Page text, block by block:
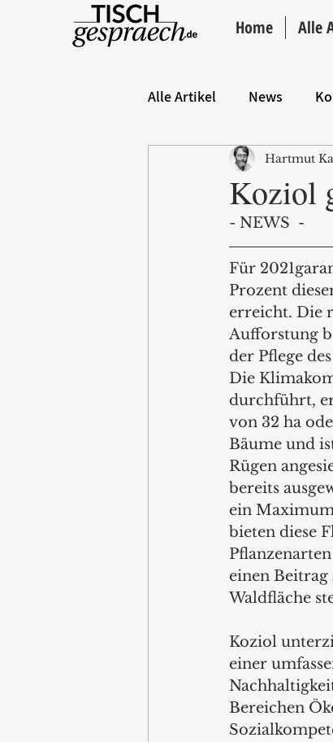
Home Alle
Alle Artikel News
Hintergrund
Koziol
Hartmut
- NEWS  -
Für
Prozent
erreicht. Die
Aufforstung
der Pflege
Die
durchführt,
von 32 ha
Bäume und
Rügen
bereits
ein Maximum
bieten diese
einen
Waldfläche
Koziol
einer
Bereichen